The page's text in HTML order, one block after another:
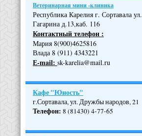
Ветеринарная мини -клиника
Республика Карелия г. Сортавала ул.
Гагарина д.13,каб. 116
Контактный телефон :
Мария 8(900)4625816
Влада 8 (911) 4343221
Е-mail: sk-karelia@mail.ru
Кафе "Юность"
г.Сортавала, ул. Дружбы народов, 21
Телефон: 8 (81430) 4-77-65